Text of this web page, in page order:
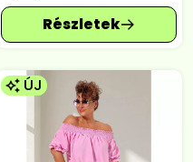
ÚJ